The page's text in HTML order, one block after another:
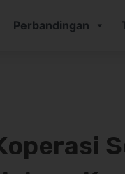
Perbandingan